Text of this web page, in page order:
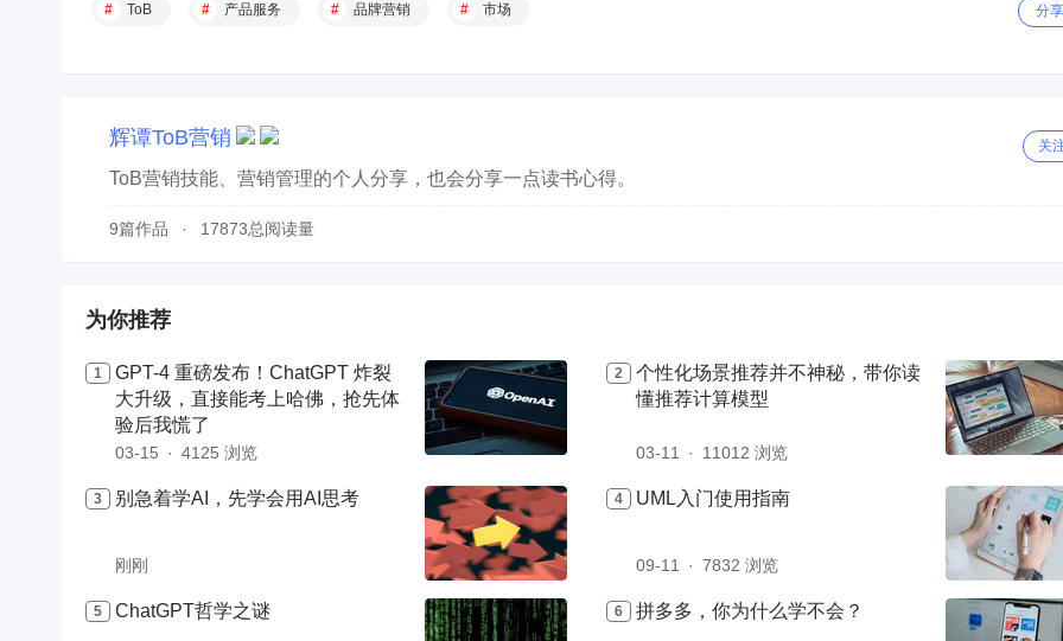
ToB 产品服务 品牌营销 市场 分享
辉谭ToB营销 关
ToB营销技能、营销管理的个人分享，也会分享一点读书心得。
9篇作品 17873总阅读量
为你推荐
GPT-4 重磅发布！ChatGPT 炸裂
大升级，直接能考上哈佛，抢先体
验后我慌了
03-15 4125 浏览
个性化场景推荐并不神秘，带你读
懂推荐计算模型
03-11 11012 浏览
别急着学AI，先学会用AI思考
刚刚
UML入门使用指南
09-11 7832 浏览
ChatGPT哲学之谜 拼多多，你为什么学不会？